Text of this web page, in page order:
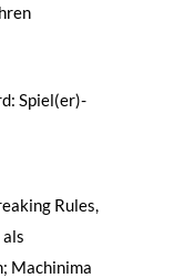
Spiel(er)-
Rules,
Machinima